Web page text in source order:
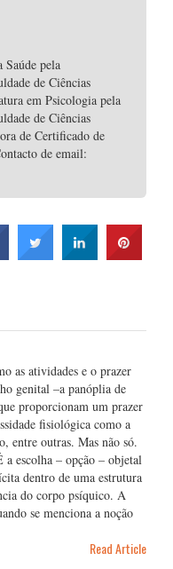
pela
de Ciências
em Psicologia pela
de Ciências
de Certificado de
de email:
as atividades e o prazer
genital –a panóplia de
proporcionam um prazer
fisiológica como a
entre outras. Mas não só.
escolha – opção – objetal
dentro de uma estrutura
do corpo psíquico. A
se menciona a noção
Read Article